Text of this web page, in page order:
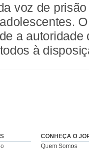
voz de
a autoridade
à
CONHEÇA O
Quem Somos